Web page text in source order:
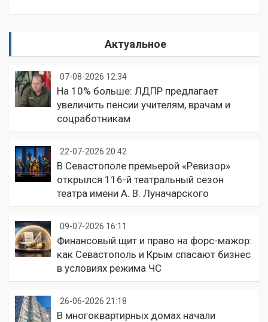
Актуальное
07-08-2026 12:34
На 10% больше: ЛДПР предлагает
увеличить пенсии учителям, врачам и
соцработникам
22-07-2026 20:42
В Севастополе премьерой «Ревизор»
открылся 116-й театральный сезон
театра имени А. В. Луначарского
09-07-2026 16:11
Финансовый щит и право на форс-мажор:
как Севастополь и Крым спасают бизнес
в условиях режима ЧС
26-06-2026 21:18
В многоквартирных домах начали